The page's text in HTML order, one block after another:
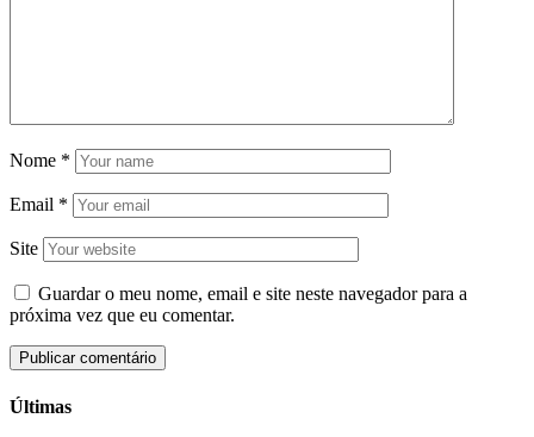
Nome *
Email *
Site
Guardar o meu nome, email e site neste navegador para a
próxima vez que eu comentar.
Últimas